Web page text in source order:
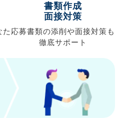
た
書類作成
面接対策
応募書類の添削や面接対策も
徹底サポート